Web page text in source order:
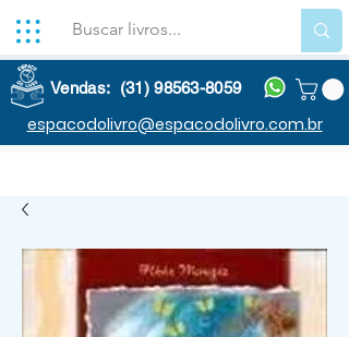
Vendas: (31) 98563-8059
espacodolivro@espacodolivro.com.br